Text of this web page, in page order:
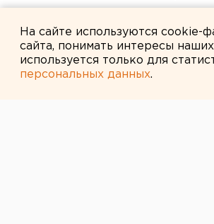
На сайте используются cookie-
сайта, понимать интересы
используется только для
персональных данных.